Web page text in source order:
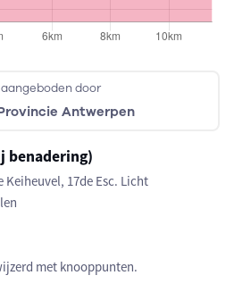
door
Antwerpen
benadering)
17de Esc. Licht
met knooppunten.